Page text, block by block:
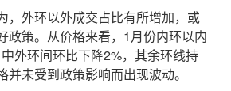
外环以外成交占比有所增加，或
政策。从价格来看，1月份内环以内
外环间环比下降2%，其余环线持
未受到政策影响而出现波动。